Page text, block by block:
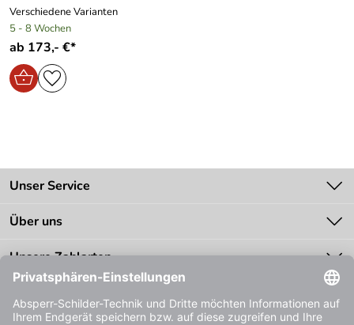
Verschiedene Varianten
5 - 8 Wochen
ab 173,- €*
Unser Service
Kontakt
Unsere Bestpreis-Garantie
Über uns
Unsere Bestseller
Unsere Zahlarten
Impressum Datenschutz AGB